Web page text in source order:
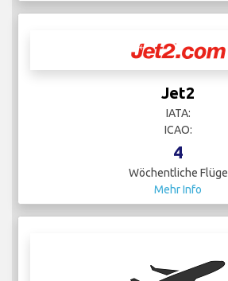
Jet2
IATA:
ICAO:
4
Wöchentliche Flüge
Mehr Info